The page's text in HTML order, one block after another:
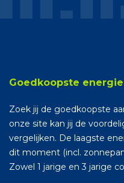
Goedkoopste
Zoek jij de goedkoopste
onze site kan jij de
vergelijken. De laagste
dit moment (incl.
Zowel 1 jarige en 3 jarige